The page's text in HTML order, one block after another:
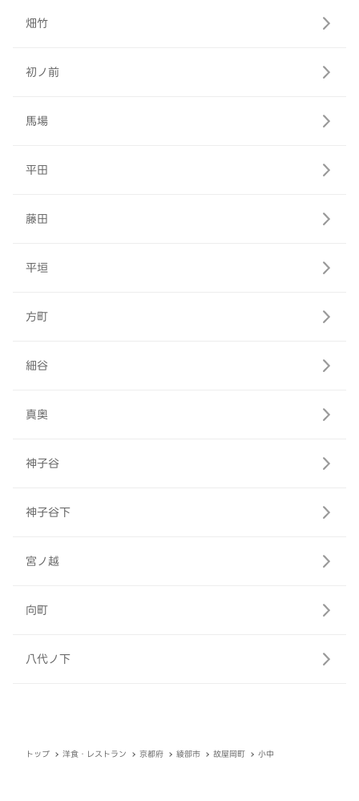
畑竹
初ノ前
馬場
平田
藤田
平垣
方町
細谷
真奥
神子谷
神子谷下
宮ノ越
向町
八代ノ下
トップ 洋食・レストラン 京都府 綾部市 故屋岡町 小中